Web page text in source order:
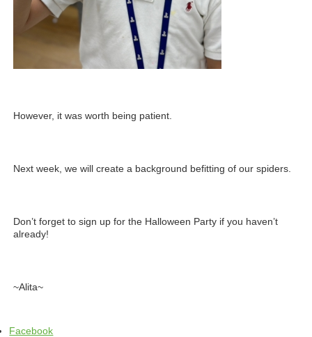
However, it was worth being patient.
Next week, we will create a background befitting of our spiders.
Don’t forget to sign up for the Halloween Party if you haven’t
already!
~Alita~
Facebook